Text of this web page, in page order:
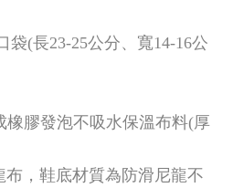
長23-25公分、寬14-16公
橡膠發泡不吸水保溫布料(厚
，鞋底材質為防滑尼龍不